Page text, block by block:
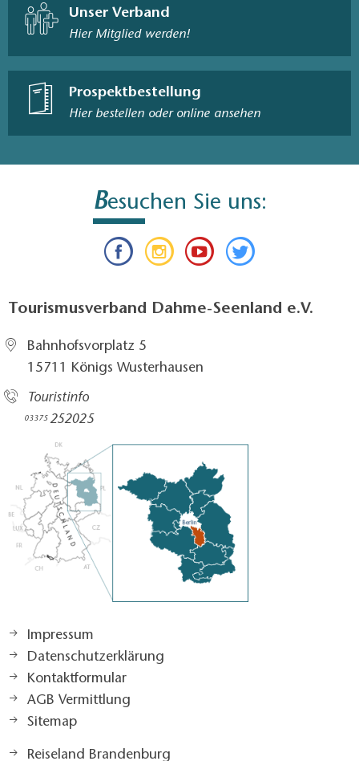
Unser Verband
Hier Mitglied werden!
Prospektbestellung
Hier bestellen oder online ansehen
Besuchen Sie uns:
Tourismusverband Dahme-Seenland e.V.
Bahnhofsvorplatz 5​
15711 Königs Wusterhausen
Touristinfo
03375252025​
Impressum
Datenschutzerklärung
Kontaktformular
AGB Vermittlung
Sitemap
Reiseland Brandenburg